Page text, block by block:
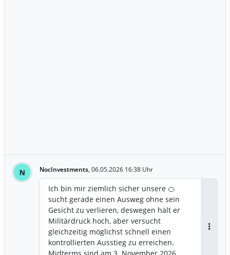
N NocInvestments, 06.05.2026 16:38 Uhr
Ich bin mir ziemlich sicher unsere 🍊
sucht gerade einen Ausweg ohne sein
Gesicht zu verlieren, deswegen hält er
Militärdruck hoch, aber versucht
gleichzeitig möglichst schnell einen
kontrollierten Ausstieg zu erreichen.